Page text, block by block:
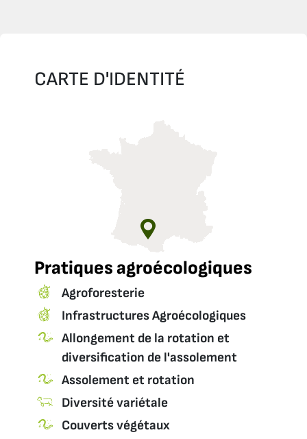
CARTE D'IDENTITÉ
Pratiques agroécologiques
Agroforesterie
Infrastructures Agroécologiques
Allongement de la rotation et
diversification de l'assolement
Assolement et rotation
Diversité variétale
Couverts végétaux